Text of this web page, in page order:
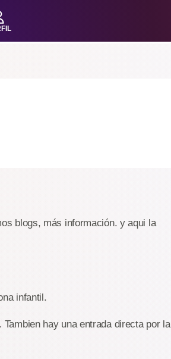
blogs, más información. y aqui la
infantil.
hay una entrada directa por la